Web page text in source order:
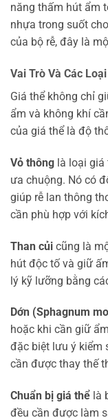
năng thấm hút ẩm
nhựa trong suốt
của bộ rễ, đây là
Vai Trò Và Các
Giá thể không chỉ
ẩm và không khí
của giá thể là độ
Vỏ thông là loại giá
ưa chuộng. Nó có
giúp rễ lan thông
cần phù hợp với
Than củi cũng là
hút độc tố và giữ
lý kỹ lưỡng bằng
Dớn (Sphagnum
hoặc khi cần giữ
đặc biệt lưu ý kiểm
cần được thay thế
Chuẩn bị giá thể là
đều cần được làm